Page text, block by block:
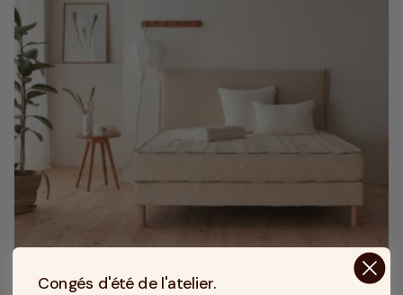
MADE IN TOURCOING
Congés d'été de l'atelier.